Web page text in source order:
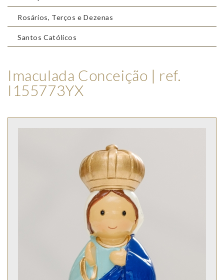
Rosários, Terços e Dezenas
Santos Católicos
Imaculada Conceição | ref.
I155773YX